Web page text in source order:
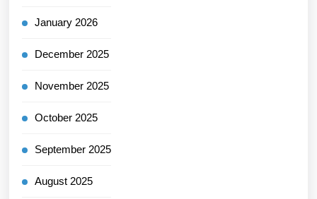
January 2026
December 2025
November 2025
October 2025
September 2025
August 2025